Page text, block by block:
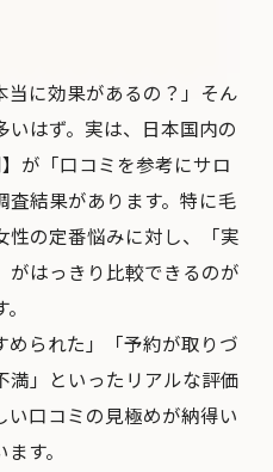
当に効果があるの？」そん
はず。実は、日本国内の
が「口コミを参考にサロ
査結果があります。特に毛
性の定番悩みに対し、「実
がはっきり比較できるのが
られた」「予約が取りづ
満」といったリアルな評価
口コミの見極めが納得い
す。